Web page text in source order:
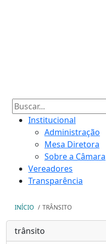
Institucional
Administração
Mesa Diretora
Sobre a Câmara
Vereadores
Transparência
INÍCIO / TRÂNSITO
trânsito